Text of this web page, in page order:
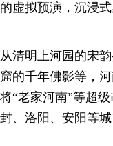
的虚拟预演，沉浸式
从清明上河园的宋
窟的千年佛影等，
将“老家河南”等超
封、洛阳、安阳等城